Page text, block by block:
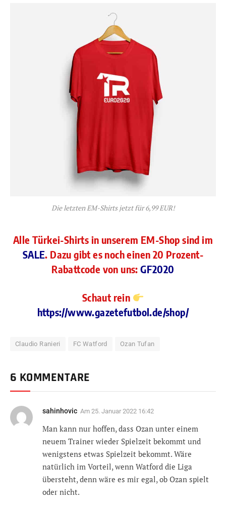
Die letzten EM-Shirts jetzt für 6,99 EUR!
Alle Türkei-Shirts in unserem EM-Shop sind im
SALE. Dazu gibt es noch einen 20 Prozent-
Rabattcode von uns:GF2020
Schaut rein
https://www.gazetefutbol.de/shop/
Claudio Ranieri FC Watford Ozan Tufan
6 KOMMENTARE
sahinhovic Am 25. Januar 2022 16:42
Man kann nur hoffen, dass Ozan unter einem
neuem Trainer wieder Spielzeit bekommt und
wenigstens etwas Spielzeit bekommt. Wäre
natürlich im Vorteil, wenn Watford die Liga
übersteht, denn wäre es mir egal, ob Ozan spielt
oder nicht.